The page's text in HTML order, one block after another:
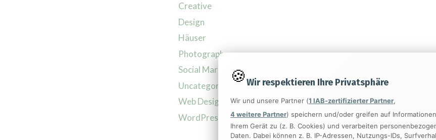
Creative
Design
Häuser
Photography
Social Marketing
Uncategorized
Web Design
WordPress
Wir respektieren Ihre Privatsphäre
Wir und unsere Partner (1 IAB-zertifizierter Partner,
4 weitere Partner) speichern und/oder greifen auf
Ihrem Gerät zu (z. B. Cookies) und verarbeiten
Daten. Dabei können z. B. IP-Adressen, Nutzungs-IDs,